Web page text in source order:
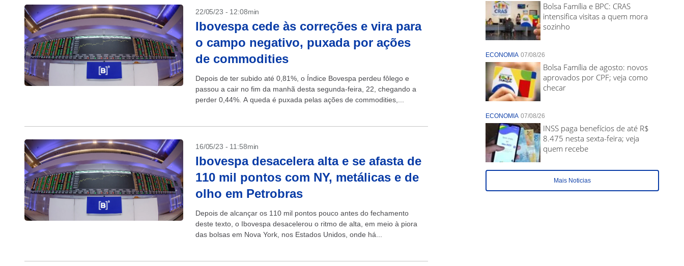
22/05/23 - 12:08min
Ibovespa cede às correções e vira para
o campo negativo, puxada por ações
de commodities
Depois de ter subido até 0,81%, o Índice Bovespa perdeu fôlego e
passou a cair no fim da manhã desta segunda-feira, 22, chegando a
perder 0,44%. A queda é puxada pelas ações de commodities,...
16/05/23 - 11:58min
Ibovespa desacelera alta e se afasta de
110 mil pontos com NY, metálicas e de
olho em Petrobras
Depois de alcançar os 110 mil pontos pouco antes do fechamento
deste texto, o Ibovespa desacelerou o ritmo de alta, em meio à piora
das bolsas em Nova York, nos Estados Unidos, onde há...
Bolsa Família e BPC: CRAS
intensifica visitas a quem mora
sozinho
ECONOMIA 07/08/26
Bolsa Família de agosto: novos
aprovados por CPF; veja como
checar
ECONOMIA 07/08/26
INSS paga benefícios de até R$
8.475 nesta sexta-feira; veja
quem recebe
Mais Noticias